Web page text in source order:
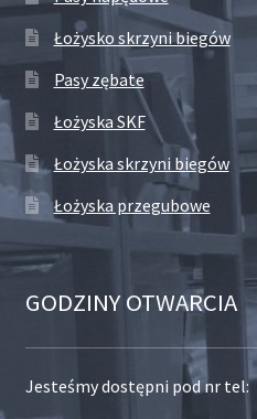
Łożysko skrzyni biegów
Pasy zębate
Łożyska SKF
Łożyska skrzyni biegów
Łożyska przegubowe
GODZINY OTWARCIA
Jesteśmy dostępni pod nr tel: